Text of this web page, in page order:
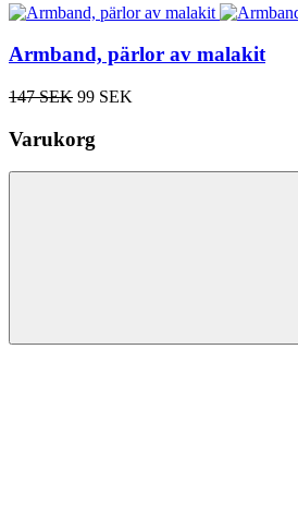
Armband, pärlor av malakit
147 SEK 99 SEK
Varukorg